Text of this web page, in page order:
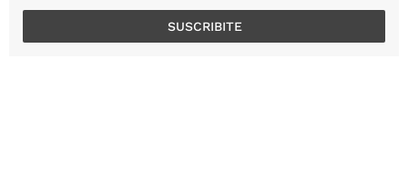
SUSCRIBITE